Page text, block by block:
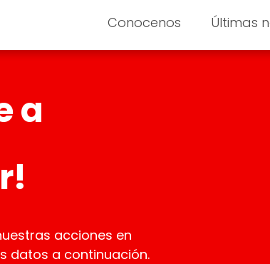
Conocenos Últimas
a
acciones en
datos a continuación.